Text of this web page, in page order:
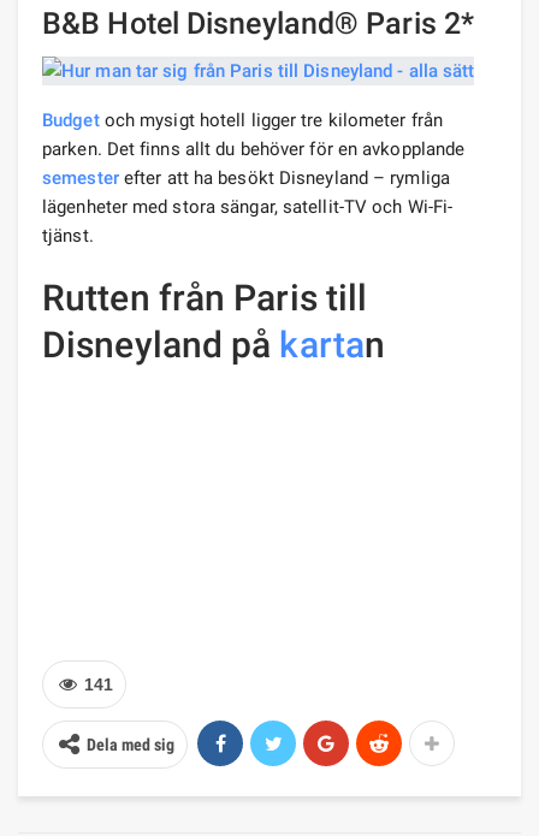
B&B Hotel Disneyland® Paris 2*
Budgetoch mysigt hotell ligger tre kilometer från
parken. Det finns allt du behöver för en avkopplande
semesterefter att ha besökt Disneyland – rymliga
lägenheter med stora sängar, satellit-TV och Wi-Fi-
tjänst.
Rutten från Paris till
Disneyland på kartan
141
Dela med sig